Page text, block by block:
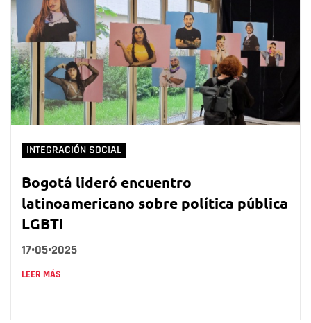
INTEGRACIÓN SOCIAL
Bogotá lideró encuentro
latinoamericano sobre política pública
LGBTI
17•05•2025
LEER MÁS